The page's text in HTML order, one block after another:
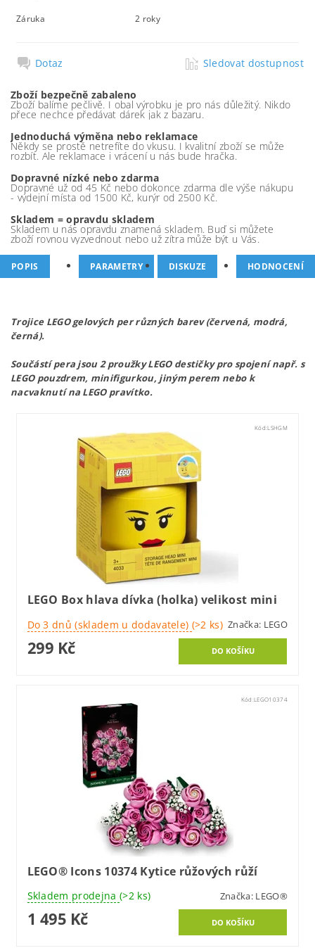
Záruka 2 roky
Dotaz Sledovat dostupnost
Zboží bezpečně zabaleno
Zboží balíme pečlivě. I obal výrobku je pro nás důležitý. Nikdo
přece nechce předávat dárek jak z bazaru.
Jednoduchá výměna nebo reklamace
Někdy se prostě netrefíte do vkusu. I kvalitní zboží se může
rozbít. Ale reklamace i vrácení u nás bude hračka.
Dopravné nízké nebo zdarma
Dopravné už od 45 Kč nebo dokonce zdarma dle výše nákupu
- výdejní místa od 1500 Kč, kurýr od 2500 Kč.
Skladem = opravdu skladem
Skladem u nás opravdu znamená skladem. Buď si můžete
zboží rovnou vyzvednout nebo už zítra může být u Vás.
POPIS PARAMETRY DISKUZE HODNOCENÍ
Trojice LEGO gelových per různých barev (červená, modrá,
černá).
Součástí pera jsou 2 proužky LEGO destičky pro spojení např. s
LEGO pouzdrem, minifigurkou, jiným perem nebo k
nacvaknutí na LEGO pravítko.
Kód:LSHGM
LEGO Box hlava dívka (holka) velikost mini
Do 3 dnů (skladem u dodavatele) (>2 ks) Značka: LEGO
299 Kč
Kód:LEGO10374
LEGO® Icons 10374 Kytice růžových růží
Skladem prodejna (>2 ks) Značka: LEGO®
1 495 Kč